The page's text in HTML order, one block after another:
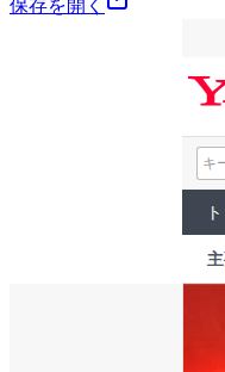
保存を開く